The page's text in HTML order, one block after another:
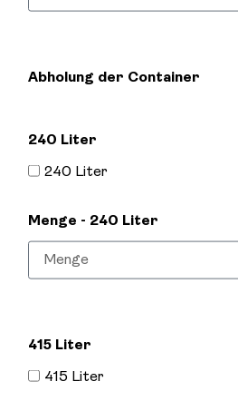
Abholung der Container
240 Liter
240 Liter
Menge - 240 Liter
415 Liter
415 Liter